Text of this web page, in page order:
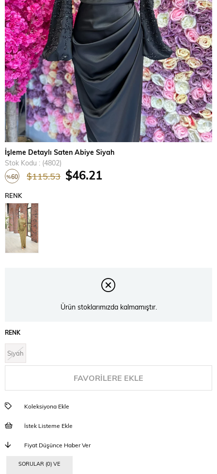
İşleme Detaylı Saten Abiye Siyah
Stok Kodu
(4802)
%60 $115.53 $46.21
RENK
Ürün stoklarımızda kalmamıştır.
RENK
Siyah
FAVORILERE EKLE
Koleksiyona Ekle
İstek Listeme Ekle
Fiyat Düşünce Haber Ver
SORULAR (0) VE